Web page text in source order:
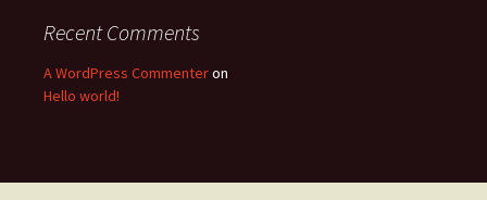
Recent Comments
A WordPress Commenteron
Hello world!